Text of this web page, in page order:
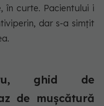
în curte. Pacientului i
dar s-a simţit
ghid de
de mușcătură